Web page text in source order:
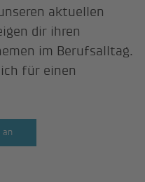
aktuellen
dir ihren
im Berufsalltag.
für einen
an